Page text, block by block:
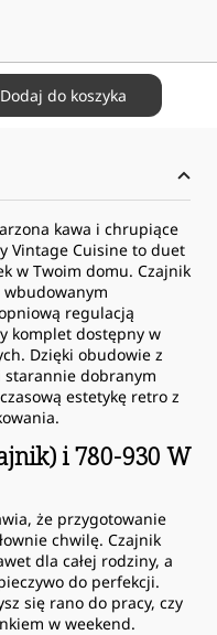
Dodaj do koszyka
kawa i chrupiące
Vintage Cuisine to duet
w Twoim domu. Czajnik
wbudowanym
regulacją
komplet dostępny w
Dzięki obudowie z
dobranym
estetykę retro z
i 780-930 W
że przygotowanie
chwilę. Czajnik
dla całej rodziny, a
do perfekcji.
się rano do pracy, czy
w weekend.